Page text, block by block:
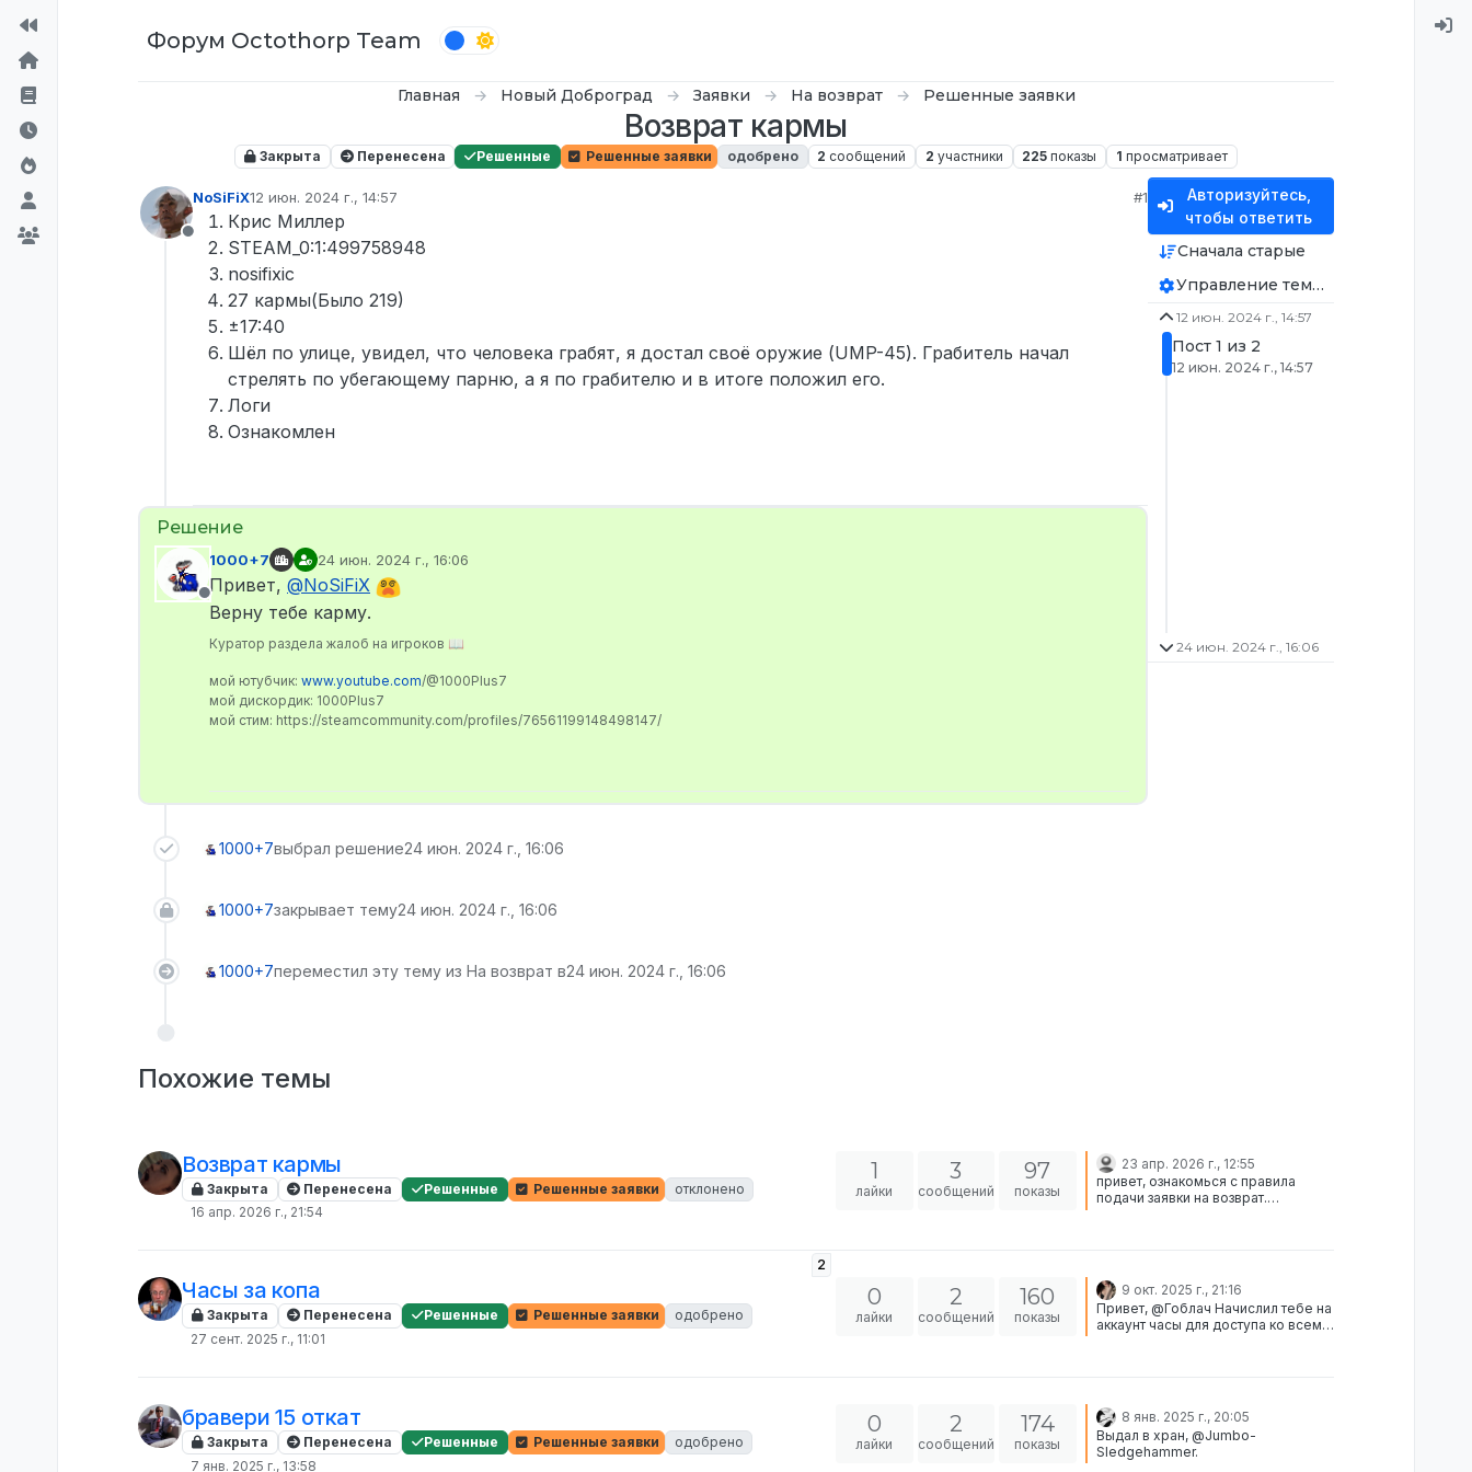
Форум Octothorp Team
Главная Новый Доброград Заявки На возврат Решенные заявки
Возврат кармы
Закрыта Перенесена Решенные Решенные заявки одобрено 2 сообщений 2 участники 225 показы 1 просматривает
Не в сети
NoSiFiX12 июн. 2024 г., 14:57
отредактировано
#1
Крис Миллер
STEAM_0:1:499758948
nosifixic
27 кармы(Было 219)
±17:40
Шёл по улице, увидел, что человека грабят, я достал своё оружие (UMP-45). Грабитель начал
стрелять по убегающему парню, а я по грабителю и в итоге положил его.
Логи
Ознакомлен
Не в сети
1000+7 24 июн. 2024 г., 16:06
отредактировано
Привет, @NoSiFiX
Верну тебе карму.
Куратор раздела жалоб на игроков 📖
мой ютубчик: www.youtube.com/@1000Plus7
мой дискордик: 1000Plus7
мой стим: https://steamcommunity.com/profiles/76561199148498147/
1000+7выбрал решение24 июн. 2024 г., 16:06
1000+7закрывает тему24 июн. 2024 г., 16:06
1000+7переместил эту тему из На возврат в24 июн. 2024 г., 16:06
Авторизуйтесь,
чтобы ответить
Сначала старые
Управление темой
12 июн. 2024 г., 14:57
Пост 1 из 2
12 июн. 2024 г., 14:57
24 июн. 2024 г., 16:06
Похожие темы
Возврат кармы
Закрыта Перенесена Решенные Решенные заявки
отклонено
16 апр. 2026 г., 21:54
1
лайки
3
сообщений
97
показы
23 апр. 2026 г., 12:55
привет, ознакомься с правила
подачи заявки на возврат.
Часы за копа
Закрыта Перенесена Решенные Решенные заявки
одобрено
27 сент. 2025 г., 11:01
2
0
лайки
2
сообщений
160
показы
9 окт. 2025 г., 21:16
Привет, @Гоблач Начислил тебе на
аккаунт часы для доступа ко всем
бравери 15 откат
Закрыта Перенесена Решенные Решенные заявки
одобрено
7 янв. 2025 г., 13:58
0
лайки
2
сообщений
174
показы
8 янв. 2025 г., 20:05
Выдал в хран, @Jumbo-
Sledgehammer.